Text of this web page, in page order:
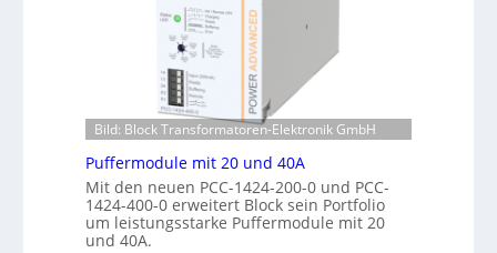
e
c
h
e
n
z
e
n
r
e
r
C
r
i
m
p
w
e
r
k
z
I
n
e
s
t
t
i
o
n
Bild: Block Transformatoren-Elektronik GmbH
Puffermodule mit 20 und 40A
Mit den neuen PCC-1424-200-0 und PCC-
1424-400-0 erweitert Block sein Portfolio
um leistungsstarke Puffermodule mit 20
und 40A.